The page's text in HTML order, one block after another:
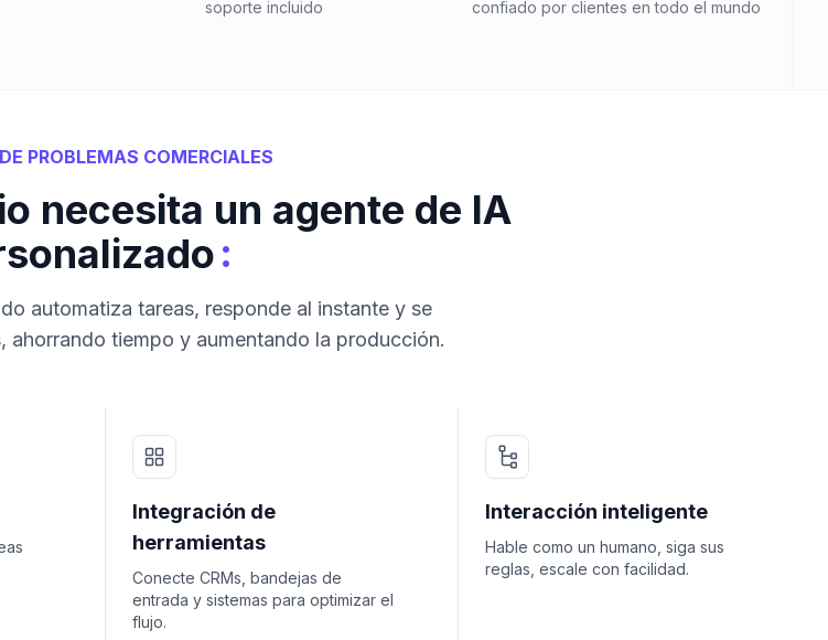
soporte incluido confiado por clientes en todo el mundo
PROBLEMAS COMERCIALES
necesita un agente de IA
:
automatiza tareas, responde al instante y se
ahorrando tiempo y aumentando la producción.
Integración de
herramientas
Conecte CRMs, bandejas de
entrada y sistemas para optimizar el
flujo.
Interacción inteligente
Hable como un humano, siga sus
reglas, escale con facilidad.